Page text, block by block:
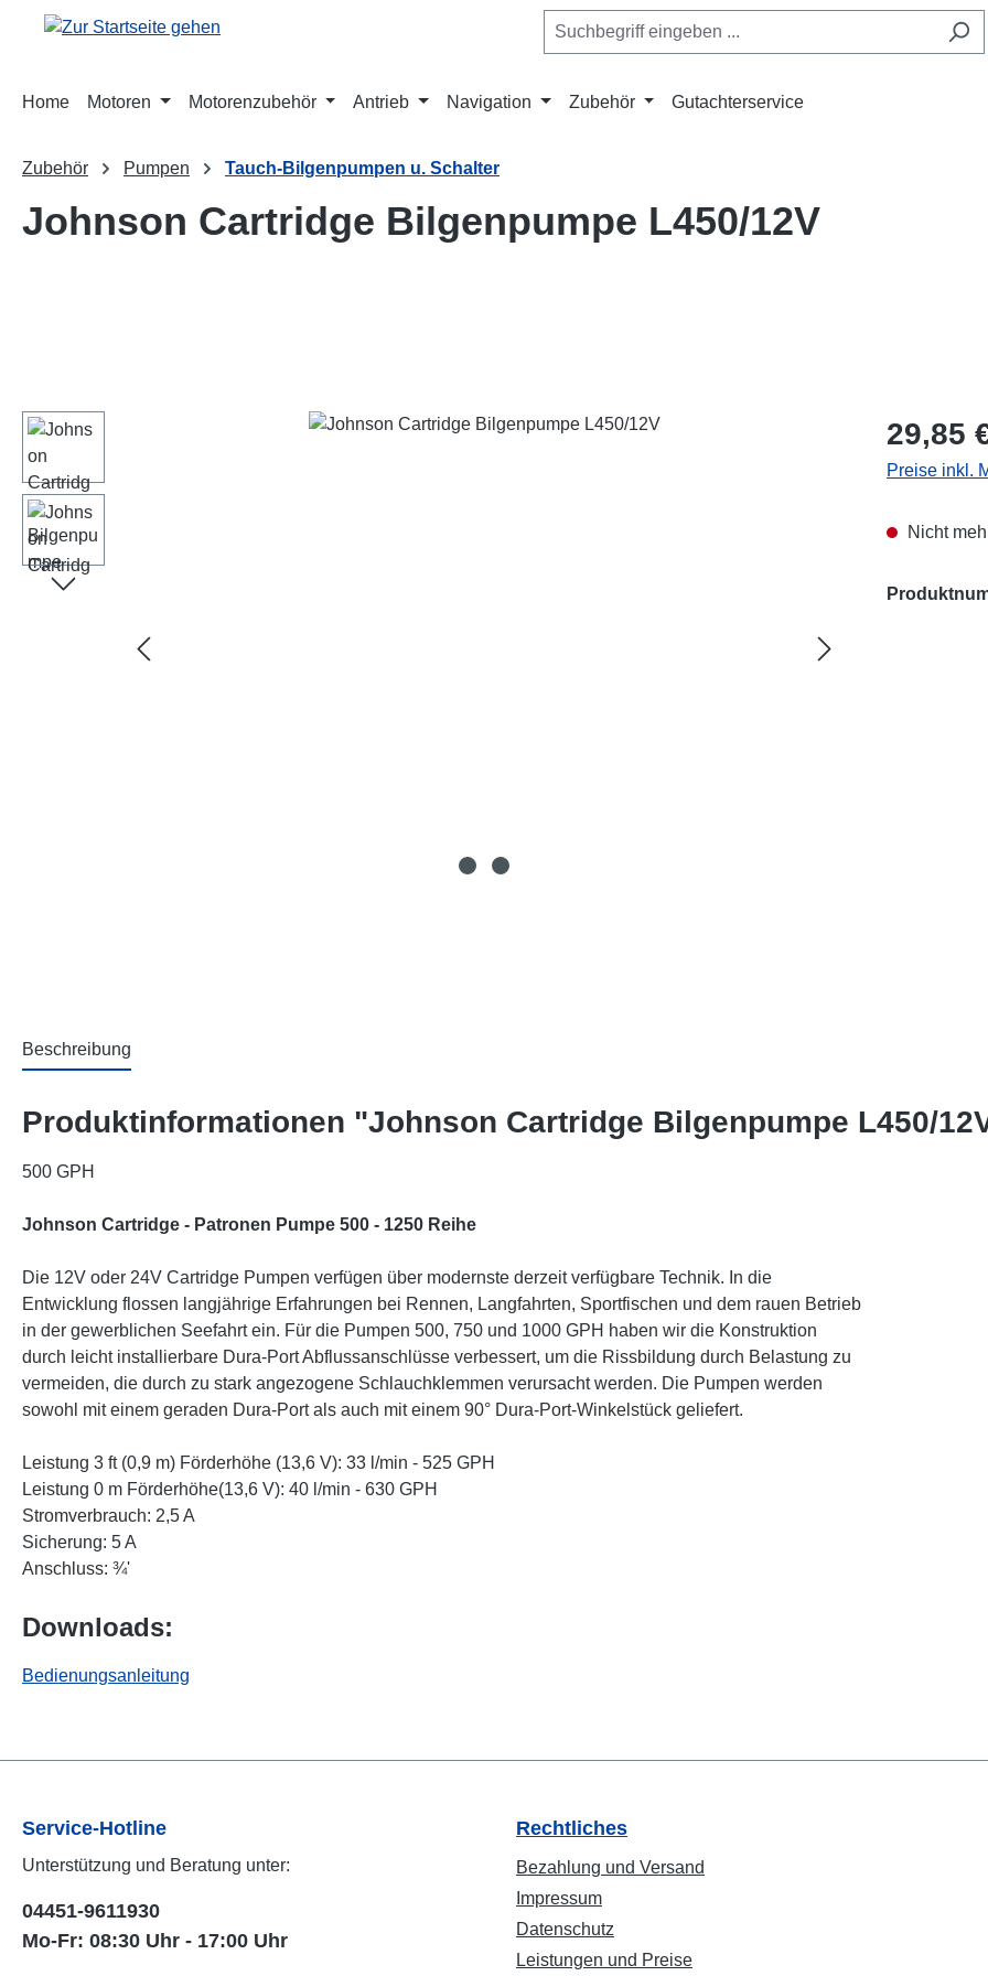
Hauptinhalt springen
Zur Suche springen
Zur Hauptnavigation springen
Home Motoren Motorenzubehör Antrieb Navigation Zubehör Gutachterservice
Zubehör Pumpen Tauch-Bilgenpumpen u. Schalter
Johnson Cartridge Bilgenpumpe L450/12V
Bildergalerie überspringen Regulärer
29,85
Preise inkl.
Nicht
Beschreibung
Produktinformationen "Johnson Cartridge Bilgenpumpe L450/
500 GPH
Johnson Cartridge - Patronen Pumpe 500 - 1250 Reihe
Die 12V oder 24V Cartridge Pumpen verfügen über modernste derzeit verfügbare Technik. In die
Entwicklung flossen langjährige Erfahrungen bei Rennen, Langfahrten, Sportfischen und dem rauen Betrieb
in der gewerblichen Seefahrt ein. Für die Pumpen 500, 750 und 1000 GPH haben wir die Konstruktion
durch leicht installierbare Dura-Port Abflussanschlüsse verbessert, um die Rissbildung durch Belastung zu
vermeiden, die durch zu stark angezogene Schlauchklemmen verursacht werden. Die Pumpen werden
sowohl mit einem geraden Dura-Port als auch mit einem 90° Dura-Port-Winkelstück geliefert.
Leistung 3 ft (0,9 m) Förderhöhe (13,6 V): 33 l/min - 525 GPH
Leistung 0 m Förderhöhe(13,6 V): 40 l/min - 630 GPH
Stromverbrauch: 2,5 A
Sicherung: 5 A
Anschluss: ¾'
Downloads:
Bedienungsanleitung
Service-Hotline
Unterstützung und Beratung unter:
04451-9611930
Mo-Fr: 08:30 Uhr - 17:00 Uhr
Rechtliches
Bezahlung und Versand
Impressum
Datenschutz
Leistungen und Preise